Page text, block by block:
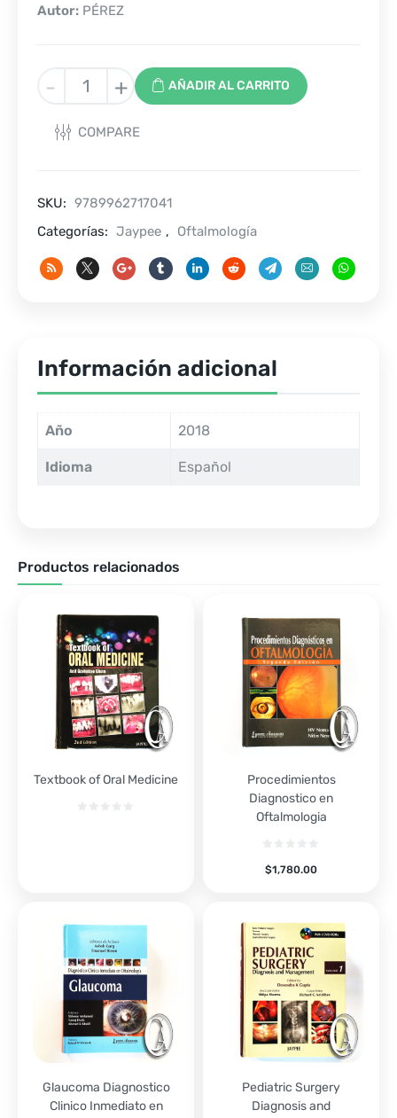
Autor: PÉREZ
-
MANUAL
PRÁCTICO
OFTALMOLOGÍA
+ AÑADIR AL CARRITO
COMPARE
SKU: 9789962717041
Categorías: Jaypee , Oftalmología
Información adicional
Año 2018
Idioma Español
Productos relacionados
Textbook of Oral Medicine
Procedimientos
Diagnostico en
Oftalmologia
$1,780.00
Glaucoma Diagnostico
Clinico Inmediato en
Pediatric Surgery
Diagnosis and